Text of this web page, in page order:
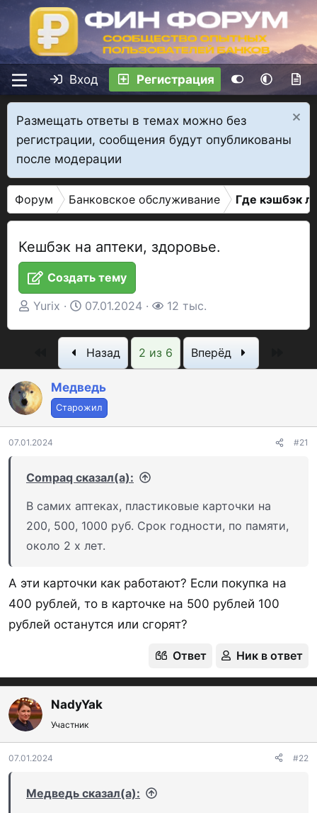
Вход Регистрация
Размещать ответы в темах можно без
регистрации, сообщения будут опубликованы
после модерации
Форум Банковское обслуживание Где кэшбэк
Кешбэк на аптеки, здоровье.
Создать тему
А
т
е
м
ы
Yurix
Д
т
а
а
ч
а
07.01.2024
П
о
с
р
12 тыс.
ПервыйНазад 2 из 6 Вперёд
Медведь
Старожил
07.01.2024 #21
Compaq сказал(а):
В самих аптеках, пластиковые карточки на
200, 500, 1000 руб. Срок годности, по памяти,
около 2 х лет.
А эти карточки как работают? Если покупка на
400 рублей, то в карточке на 500 рублей 100
рублей останутся или сгорят?
Ответ Ник в ответ
NadyYak
Участник
07.01.2024 #22
Медведь сказал(а):